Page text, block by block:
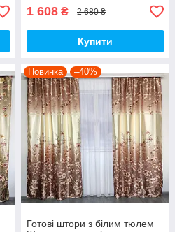
1 608 ₴ 2 680 ₴
Купити
Новинка –40%
Готові штори з білим тюлем